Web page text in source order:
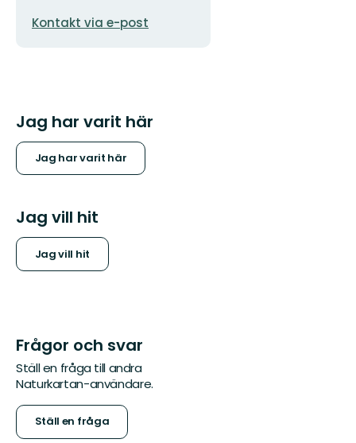
E-
Kontakt via e-post
Jag har varit här
Jag har varit här
Jag vill hit
Jag vill hit
Frågor och svar
Ställ en fråga till andra
Naturkartan-användare.
Ställ en fråga